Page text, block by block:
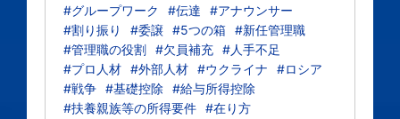
#グループワーク
#伝達
#アナウンサー
#割り振り
#委譲 #5つの箱 #新任管理職
#管理職の役割 #欠員補充 #人手不足
#プロ人材 #外部人材 #ウクライナ
#ロシア
#戦争 #基礎控除
#給与所得控除
#扶養親族等の所得要件 #在り方